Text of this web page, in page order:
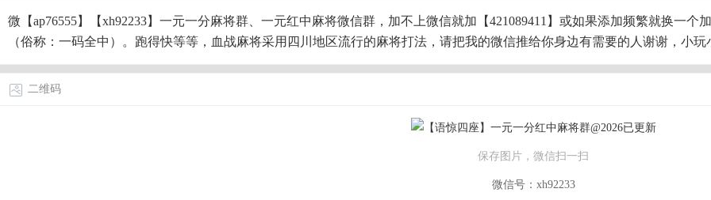
微【ap76555】【xh92233】一元一分麻将群、一元红中麻将微信群，加不上微信就加【421089411】或如果添加频繁就换一
（俗称：一码全中）。跑得快等等，血战麻将采用四川地区流行的麻将打法，请把我的微信推给你身边有需要的人谢谢，小玩
二维码
保存图片，微信扫一扫
微信号：xh92233